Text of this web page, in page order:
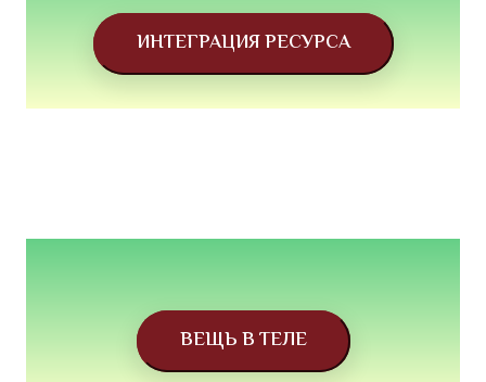
ИНТЕГРАЦИЯ РЕСУРСА
ВЕЩЬ В ТЕЛЕ